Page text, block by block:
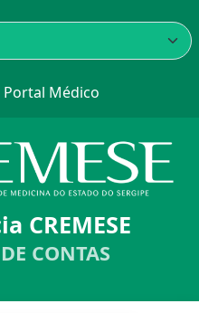
Portal Médico
CREMESE
CONTAS